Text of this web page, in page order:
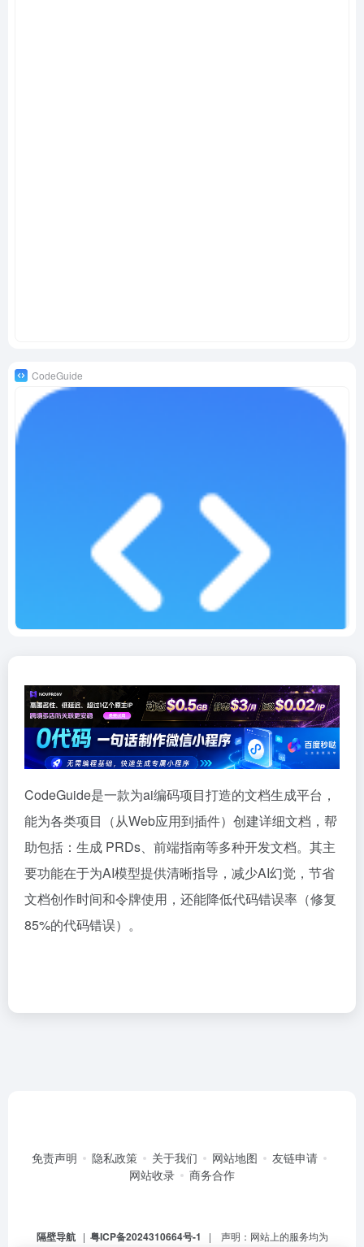
CodeGuide
CodeGuide是一款为ai编码项目打造的文档生成平台，
能为各类项目（从Web应用到插件）创建详细文档，帮
助包括：生成 PRDs、前端指南等多种开发文档。其主
要功能在于为AI模型提供清晰指导，减少AI幻觉，节省
文档创作时间和令牌使用，还能降低代码错误率（修复
85%的代码错误）。
免责声明 隐私政策 关于我们 网站地图
友链申请
网站收录
商务合作
隔壁导航| 粤ICP备2024310664号-1
| 声明：网站上的服务均为